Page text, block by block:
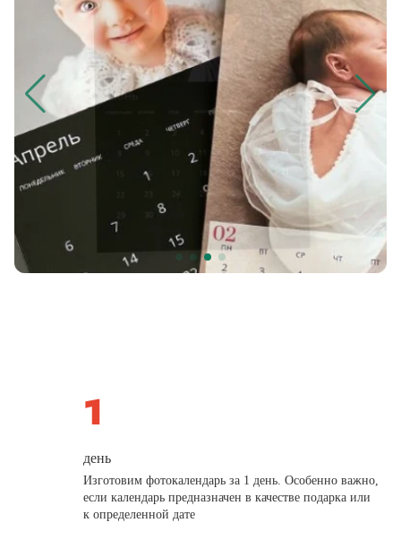
день
Изготовим фотокалендарь за 1 день. Особенно важно,
если календарь предназначен в качестве подарка или
к определенной дате